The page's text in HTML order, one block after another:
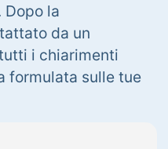
Dopo la
da un
i chiarimenti
formulata sulle tue